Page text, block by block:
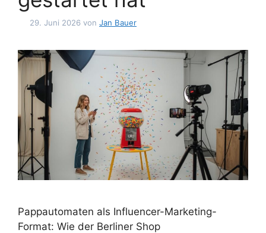
29. Juni 2026 von Jan Bauer
Pappautomaten als Influencer-Marketing-
Format: Wie der Berliner Shop